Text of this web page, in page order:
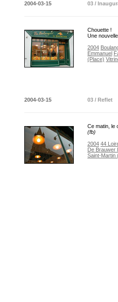
2004-03-15
03 /
Chouette !
Une
2004
Emmanuel
(Place)
2004-03-15
03 / Reflet
Ce matin, le
(fb)
2004 44
De Brauwer
Saint-Martin